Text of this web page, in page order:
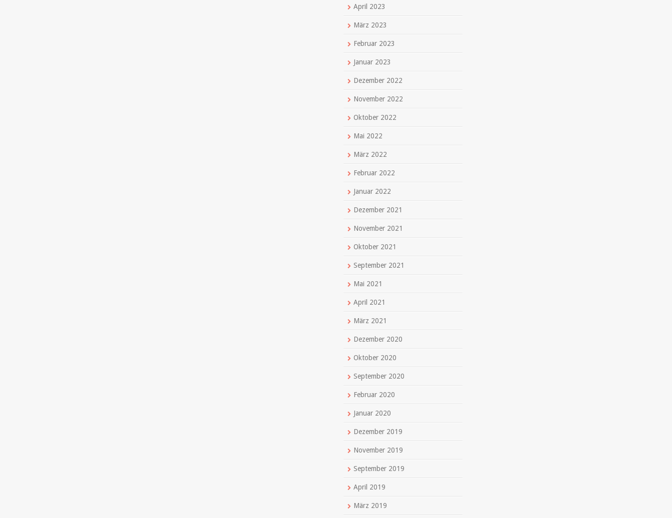
April 2023
März 2023
Februar 2023
Januar 2023
Dezember 2022
November 2022
Oktober 2022
Mai 2022
März 2022
Februar 2022
Januar 2022
Dezember 2021
November 2021
Oktober 2021
September 2021
Mai 2021
April 2021
März 2021
Dezember 2020
Oktober 2020
September 2020
Februar 2020
Januar 2020
Dezember 2019
November 2019
September 2019
April 2019
März 2019